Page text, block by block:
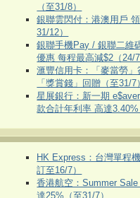
（至31/8）
銀聯雲閃付：港澳用戶
31/12）
銀聯手機Pay / 銀聯二維
優惠 每程最高減$2（24/
滙豐信用卡：「麥當勞」
「獎賞錢」回贈（至31/7）
星展銀行：新一期
款合計年利率 高達3.40%
HK Express：台灣單程
訂至16/7）
香港航空：Summer
達25%（至31/7）